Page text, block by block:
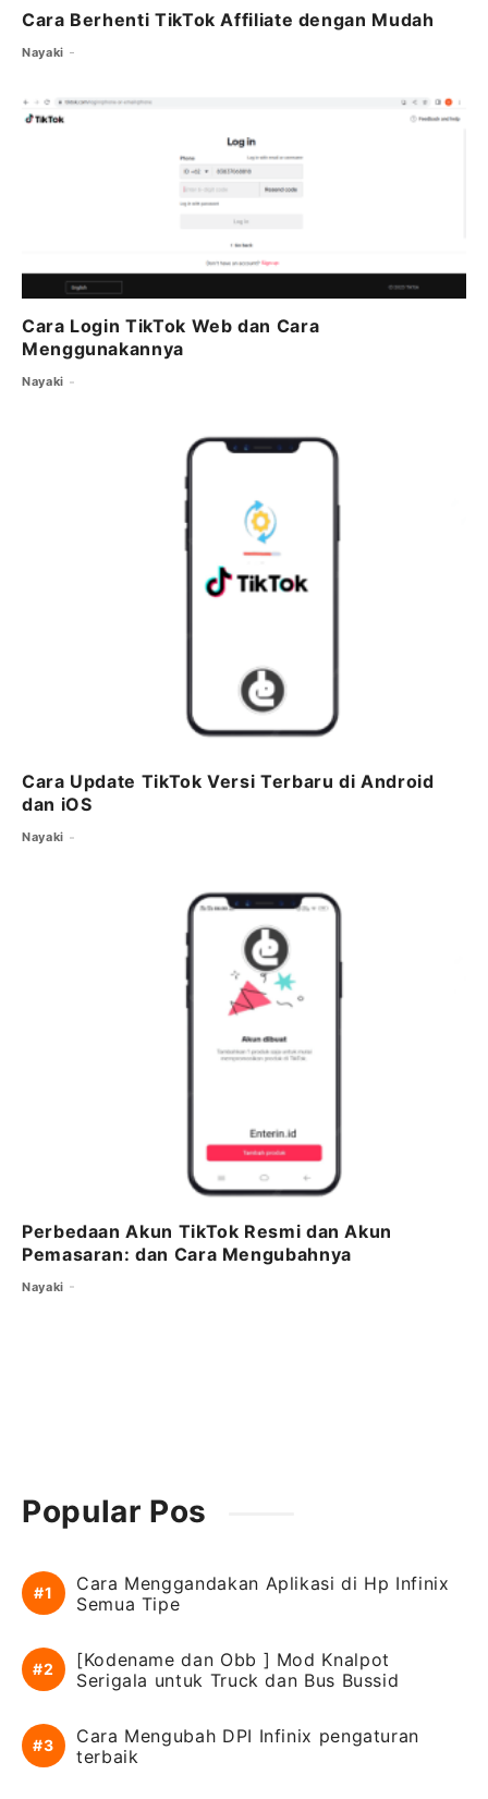
Cara Berhenti TikTok Affiliate dengan Mudah
Nayaki
Cara Login TikTok Web dan Cara
Menggunakannya
Nayaki
Cara Update TikTok Versi Terbaru di Android
dan iOS
Nayaki
Perbedaan Akun TikTok Resmi dan Akun
Pemasaran: dan Cara Mengubahnya
Nayaki
Popular Pos
Cara Menggandakan Aplikasi di Hp Infinix
Semua Tipe
[Kodename dan Obb ] Mod Knalpot
Serigala untuk Truck dan Bus Bussid
Cara Mengubah DPI Infinix pengaturan
terbaik